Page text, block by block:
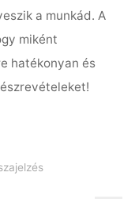
a munkád. A
miként
hatékonyan és